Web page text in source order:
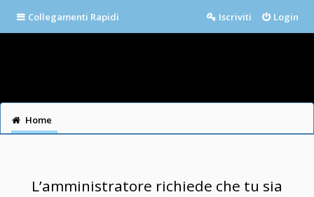
Collegamenti Rapidi Login
Iscriviti
Home
L’amministratore richiede che tu sia